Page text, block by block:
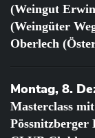
(Weingut
(Weingüter
Oberlech
Montag, 8.
Masterclass
Pössnitzberger